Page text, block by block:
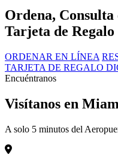
Ordena,
Tarjeta de Regalo
ORDENAR EN LÍNEA
TARJETA DE REGALO
Encuéntranos
Visítanos en
A solo 5 minutos del